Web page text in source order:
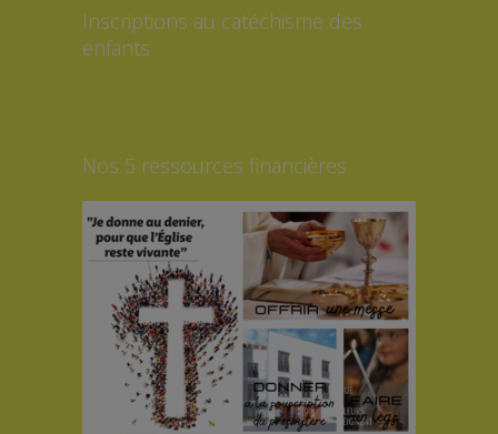
Inscriptions au catéchisme des
enfants
Nos 5 ressources financières